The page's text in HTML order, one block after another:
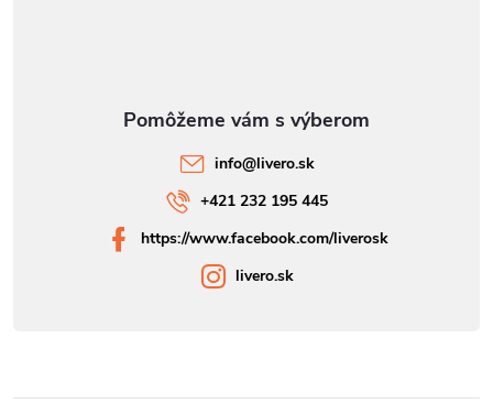
info@livero.sk
+421 232 195 445
https://www.facebook.com/liverosk
livero.sk